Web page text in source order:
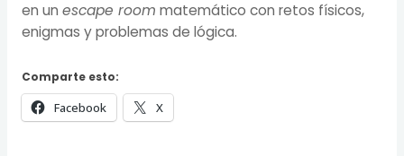
en un escape room matemático con retos físicos,
enigmas y problemas de lógica.
Comparte esto:
Facebook X